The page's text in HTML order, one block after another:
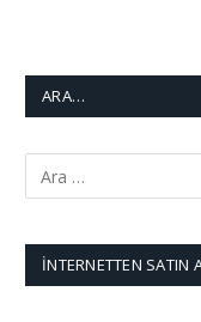
ARA…
İNTERNETTEN SATIN